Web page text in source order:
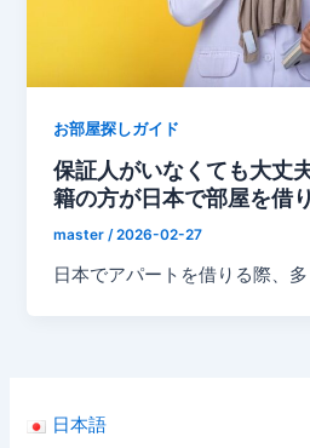
日本語
お部屋探しガイド
保証人がいなくても大丈
籍の方が日本で部屋を借
master/2026-02-27
日本でアパートを借りる際、